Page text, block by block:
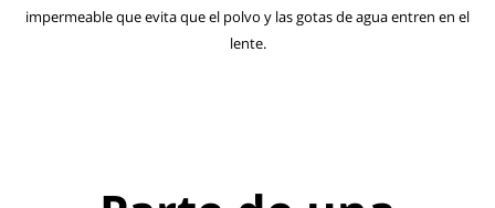
impermeable que evita que el polvo y las gotas de agua entren en el
lente.